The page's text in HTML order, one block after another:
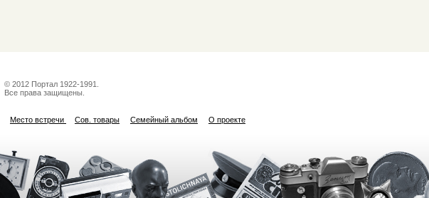
© 2012 Портал 1922-1991.
Все права защищены.
Место встречи Сов. товары Семейный альбом О проекте